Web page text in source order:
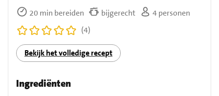
20 min bereiden bijgerecht
4 personen
(4)
Bekijk het volledige recept
Ingrediënten